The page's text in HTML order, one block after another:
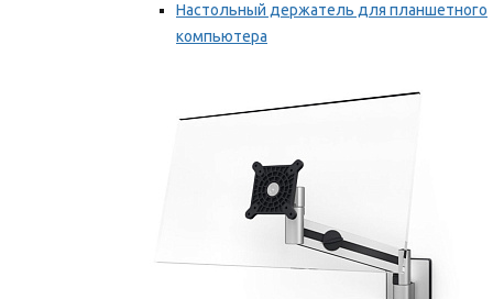
Настольный держатель для планшетного
компьютера